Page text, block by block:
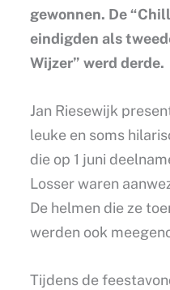
gewonnen. De
eindigden als
Wijzer” werd derde.
Jan Riesewijk
leuke en soms
die op 1 juni
Losser waren
De helmen die ze
werden ook
Tijdens de